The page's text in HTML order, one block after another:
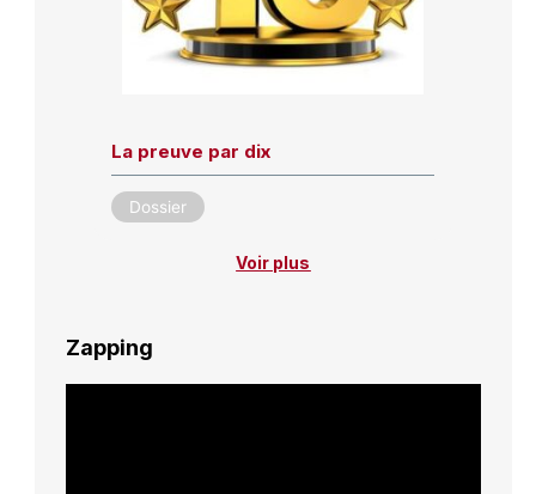
La preuve par dix
Dossier
Voir plus
Zapping